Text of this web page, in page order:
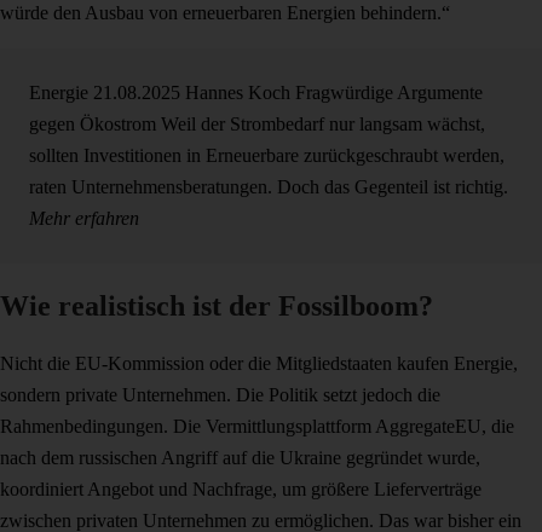
würde den Ausbau von erneuerbaren Energien behindern.“
Energie 21.08.2025 Hannes Koch Fragwürdige Argumente
gegen Ökostrom Weil der Strombedarf nur langsam wächst,
sollten Investitionen in Erneuerbare zurückgeschraubt werden,
raten Unternehmensberatungen. Doch das Gegenteil ist richtig.
Mehr erfahren
Wie realistisch ist der Fossilboom?
Nicht die EU-Kommission oder die Mitgliedstaaten kaufen Energie,
sondern private Unternehmen. Die Politik setzt jedoch die
Rahmenbedingungen. Die Vermittlungsplattform AggregateEU, die
nach dem russischen Angriff auf die Ukraine gegründet wurde,
koordiniert Angebot und Nachfrage, um größere Lieferverträge
zwischen privaten Unternehmen zu ermöglichen. Das war bisher ein